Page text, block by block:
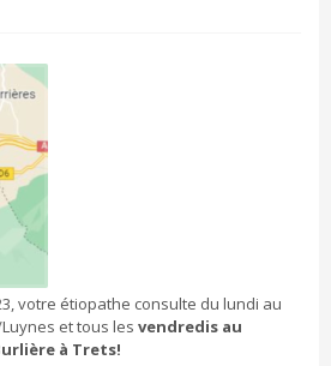
votre étiopathe consulte du lundi au
et tous les vendredis au
à Trets!